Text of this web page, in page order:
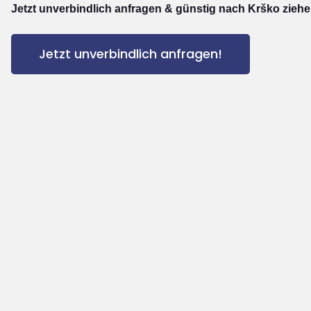
Jetzt unverbindlich anfragen & günstig nach Krško
Jetzt unverbindlich anfragen!